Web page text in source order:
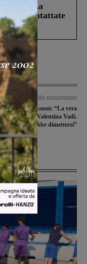
Billal. La
contattate
Articolo successivo
San Giovanni: “La vera
l’ha fatta Valentina Vadi.
Dovrebbe dimettersi”